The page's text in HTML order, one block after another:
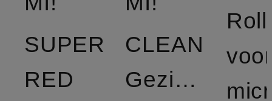
SUPER
RED
CLEAN
Gezichtsreinigingsgel
voor